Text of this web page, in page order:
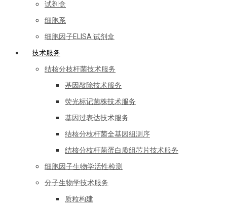
试剂盒
细胞系
细胞因子ELISA 试剂盒
技术服务
结核分枝杆菌技术服务
基因敲除技术服务
荧光标记菌株技术服务
基因过表达技术服务
结核分枝杆菌全基因组测序
结核分枝杆菌蛋白质组芯片技术服务
细胞因子生物学活性检测
分子生物学技术服务
质粒构建